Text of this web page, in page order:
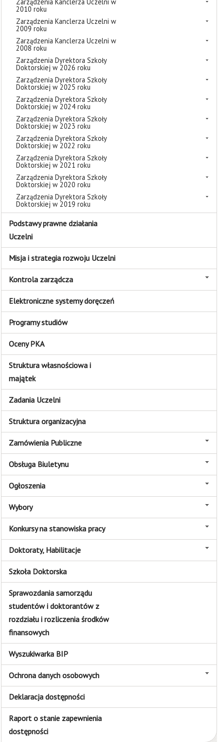
2010 roku
Zarządzenia Kanclerza Uczelni w
2009 roku
Zarządzenia Kanclerza Uczelni w
2008 roku
Zarządzenia Dyrektora Szkoły
Doktorskiej w 2026 roku
Zarządzenia Dyrektora Szkoły
Doktorskiej w 2025 roku
Zarządzenia Dyrektora Szkoły
Doktorskiej w 2024 roku
Zarządzenia Dyrektora Szkoły
Doktorskiej w 2023 roku
Zarządzenia Dyrektora Szkoły
Doktorskiej w 2022 roku
Zarządzenia Dyrektora Szkoły
Doktorskiej w 2021 roku
Zarządzenia Dyrektora Szkoły
Doktorskiej w 2020 roku
Zarządzenia Dyrektora Szkoły
Doktorskiej w 2019 roku
Podstawy prawne działania
Uczelni
Misja i strategia rozwoju Uczelni
Kontrola zarządcza
Elektroniczne systemy doręczeń
Programy studiów
Oceny PKA
Struktura własnościowa i
majątek
Zadania Uczelni
Struktura organizacyjna
Zamówienia Publiczne
Obsługa Biuletynu
Ogłoszenia
Wybory
Konkursy na stanowiska pracy
Doktoraty, Habilitacje
Szkoła Doktorska
Sprawozdania samorządu
studentów i doktorantów z
rozdziału i rozliczenia środków
finansowych
Wyszukiwarka BIP
Ochrona danych osobowych
Deklaracja dostępności
Raport o stanie zapewnienia
dostępności